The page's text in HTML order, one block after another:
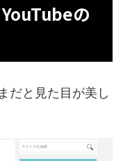
の
だと見た目が美し